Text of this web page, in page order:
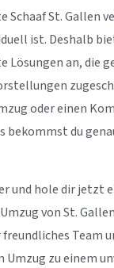
Schaaf St. Gallen
ist. Deshalb
Lösungen an, die
oder einen
bekommst du
und hole dir jetzt
von St.
Team
Umzug zu einem